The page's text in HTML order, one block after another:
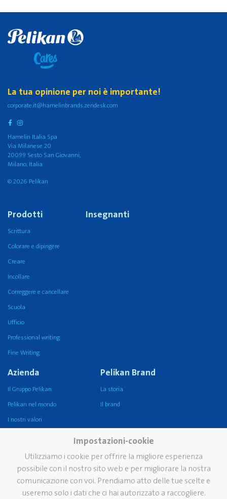
La tua opinione per noi è importante!
corporate.it@hamelinbrands.zendesk.com
Hamelin Italia Spa
Via Milanese 20
20099 Sesto San Giovanni,
Milano, Italia
© 2026 Pelikan
Prodotti
Scrittura
Colorare e dipingere
Creare
Incollare
Correggere e cancellare
Scuola
Ufficio
Professional writing
Fine Writing
Insegnanti
Azienda
Il Gruppo Pelikan
Pelikan nel mondo
I nostri valori
Museo
Pelikan Brand
La storia
Il brand
Servizi
Newsletter
Contatti
Impostazioni-cookie
Utilizziamo i cookie per offrire la migliore esperienza
possibile con il nostro sito web e per migliorare la nostra
comunicazione con voi. Prendiamo atto delle tue scelte e
useremo solo i dati che ci hai autorizzato a raccogliere.